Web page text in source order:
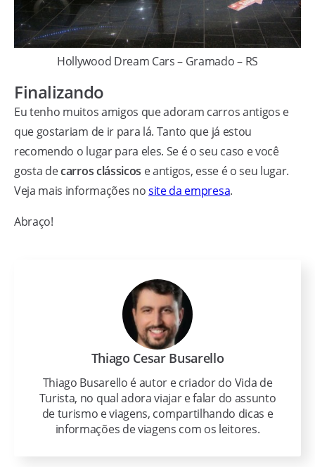
Hollywood Dream Cars – Gramado – RS
Finalizando
Eu tenho muitos amigos que adoram carros antigos e
que gostariam de ir para lá. Tanto que já estou
recomendo o lugar para eles. Se é o seu caso e você
gosta decarros clássicos e antigos, esse é o seu lugar.
Veja mais informações nosite da empresa.
Abraço!
Thiago Cesar Busarello
Thiago Busarello é autor e criador do Vida de
Turista, no qual adora viajar e falar do assunto
de turismo e viagens, compartilhando dicas e
informações de viagens com os leitores.